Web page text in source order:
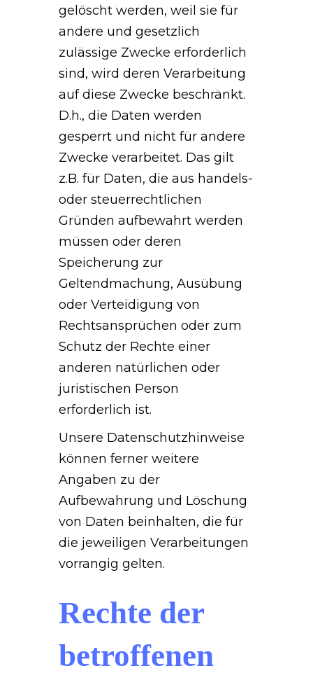
gelöscht werden, weil sie für
andere und gesetzlich
zulässige Zwecke erforderlich
sind, wird deren Verarbeitung
auf diese Zwecke beschränkt.
D.h., die Daten werden
gesperrt und nicht für andere
Zwecke verarbeitet. Das gilt
z.B. für Daten, die aus handels-
oder steuerrechtlichen
Gründen aufbewahrt werden
müssen oder deren
Speicherung zur
Geltendmachung, Ausübung
oder Verteidigung von
Rechtsansprüchen oder zum
Schutz der Rechte einer
anderen natürlichen oder
juristischen Person
erforderlich ist.
Unsere Datenschutzhinweise
können ferner weitere
Angaben zu der
Aufbewahrung und Löschung
von Daten beinhalten, die für
die jeweiligen Verarbeitungen
vorrangig gelten.
Rechte der
betroffenen